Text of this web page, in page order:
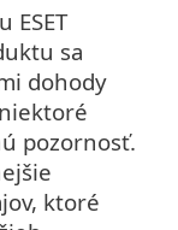
ESET
sa
dohody
pozornosť.
ktoré